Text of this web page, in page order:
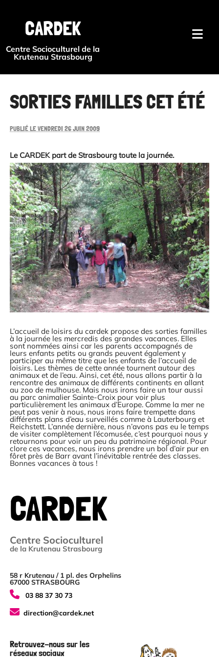
CARDEK
Centre Socioculturel de la
Krutenau Strasbourg
SORTIES FAMILLES CET ÉTÉ
PUBLIÉ LE VENDREDI 26 JUIN 2009
Le CARDEK part de Strasbourg toute la journée.
L’accueil de loisirs du cardek propose des sorties familles
à la journée les mercredis des grandes vacances. Elles
sont nommées ainsi car les parents accompagnés de
leurs enfants petits ou grands peuvent également y
participer au même titre que les enfants de l’accueil de
loisirs. Les thèmes de cette année tournent autour des
animaux et de l’eau. Ainsi, cet été, nous allons partir à la
rencontre des animaux de différents continents en allant
au zoo de mulhouse. Mais nous irons faire un tour aussi
au parc animalier Sainte-Croix pour voir plus
particulièrement les animaux d’Europe. Comme la mer ne
peut pas venir à nous, nous irons faire trempette dans
différents plans d’eau surveillés comme à Lauterbourg et
Reichstett. L’année dernière, nous n’avons pas eu le temps
de visiter complètement l’écomusée, c’est pourquoi nous y
retournons pour voir un peu du patrimoine régional. Pour
clore ces vacances, nous irons prendre un bol d’air pur en
fôret près de Barr avant l’inévitable rentrée des classes.
Bonnes vacances à tous !
CARDEK
Centre Socioculturel
de la Krutenau Strasbourg
58 r Krutenau / 1 pl. des Orphelins
67000 STRASBOURG
03 88 37 30 73
direction@cardek.net
Retrouvez-nous sur les
réseaux sociaux